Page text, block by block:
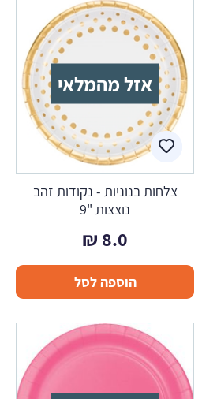
אזל מהמלאי
צלחות בנוניות - נקודות זהב
נוצצות "9
8.0
₪
הוספה לסל